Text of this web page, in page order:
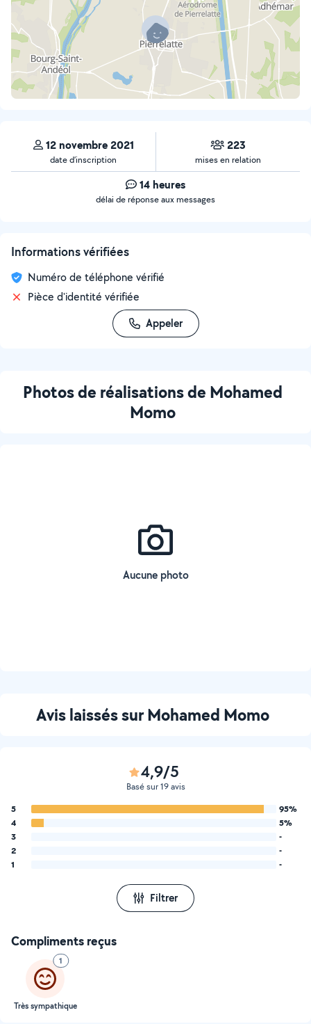
12 novembre 2021
date d’inscription
223
mises en relation
14 heures
délai de réponse aux messages
Informations vérifiées
Numéro de téléphone vérifié
Pièce d'identité vérifiée
Appeler
Photos de réalisations de Mohamed
Momo
Aucune photo
Avis laissés sur Mohamed Momo
4,9/5
Basé sur 19 avis
5
95%
4
5%
3
-
2
-
1
-
Filtrer
Compliments reçus
1
Très sympathique